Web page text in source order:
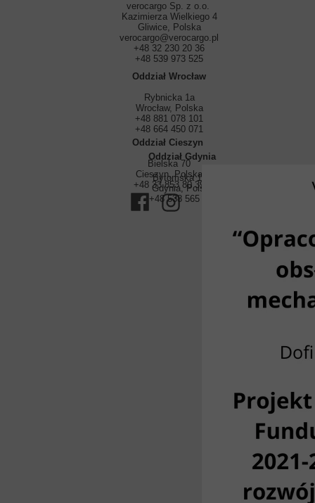
Oddział Gdynia
Bytomska 14/3
Gdynia, Polska
+48 538 565 347
Oddział Cieszyn
Bielska 70
Cieszyn, Polska
+48 33 853 80 39
Oddział Wrocław
Rybnicka 1a
Wrocław, Polska
+48 881 078 101
+48 664 450 071
verocargo Sp. z o.o.
Kazimierza Wielkiego 4
Gliwice, Polska
verocargo@verocargo.pl
+48 32 230 20 36
+48 539 973 525